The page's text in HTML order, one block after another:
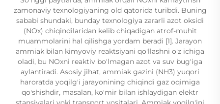
zamonaviy texnologiyaning old qatorida turibdi. Buning
sababi shundaki, bunday texnologiya zararli azot oksidi
(NOx) chiqindilaridan kelib chiqadigan atrof-muhit
muammolarini hal qilishga yordam beradi [1]. Jarayon
ammiak bilan kimyoviy reaktsiyani qo'llashni o'z ichiga
oladi, bu NOxni reaktiv bo'lmagan azot va suv bug'iga
aylantiradi. Asosiy jihat, ammiak gazini (NH3) yuqori
haroratda yoqilg'i jarayonining chiqindi gaz oqimiga
qo'shishdir, masalan, ko'mir bilan ishlaydigan elektr